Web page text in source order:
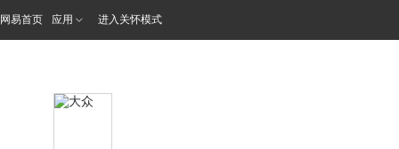
网易首页 应用 进入关怀模式